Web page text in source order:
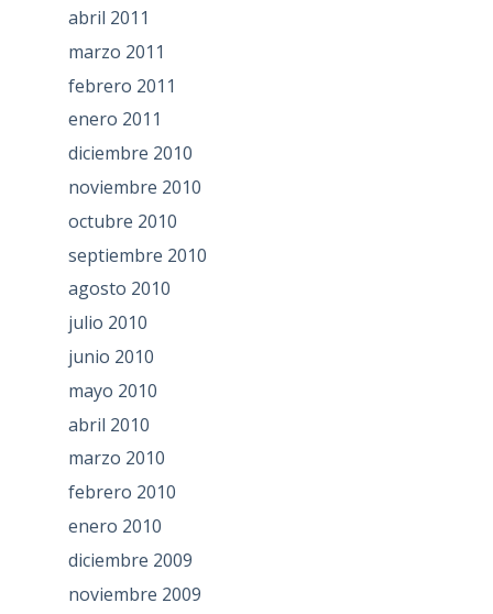
abril 2011
marzo 2011
febrero 2011
enero 2011
diciembre 2010
noviembre 2010
octubre 2010
septiembre 2010
agosto 2010
julio 2010
junio 2010
mayo 2010
abril 2010
marzo 2010
febrero 2010
enero 2010
diciembre 2009
noviembre 2009